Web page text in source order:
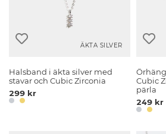
ÄKTA SILVER
Halsband i äkta silver med
stavar och Cubic Zirconia
299 kr
Cubic
pärla
249 kr